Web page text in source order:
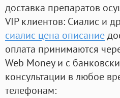
доставка препаратов
VIP клиентов: Сиалис и
сиалис цена описание
оплата принимаются
Web Money и с
консультации в любое
телефонам: